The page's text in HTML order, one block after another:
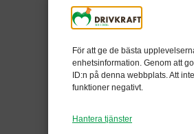
För att ge de bästa
enhetsinformation. Genom att
ID:n på denna webbplats. Att
funktioner negativt.
Hantera tjänster